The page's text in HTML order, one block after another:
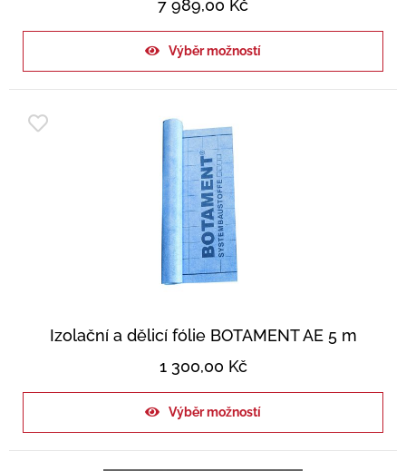
7 989,00 Kč
Výběr možností
Izolační a dělicí fólie BOTAMENT AE 5 m
1 300,00 Kč
Výběr možností